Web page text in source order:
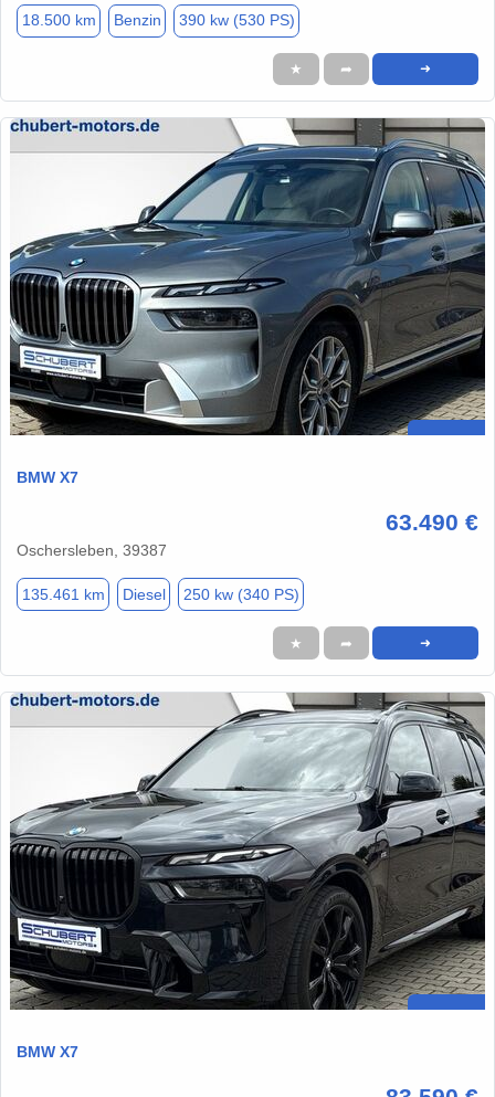
Alle Cookies akzeptieren Alle Cookies ablehnen
Einstellungen Datenschutzerklärung
18.500 km Benzin 390 kw (530 PS)
★ ➦ ➜
BMW X7
63.490 €
Oschersleben, 39387
135.461 km Diesel 250 kw (340 PS)
★ ➦ ➜
BMW X7